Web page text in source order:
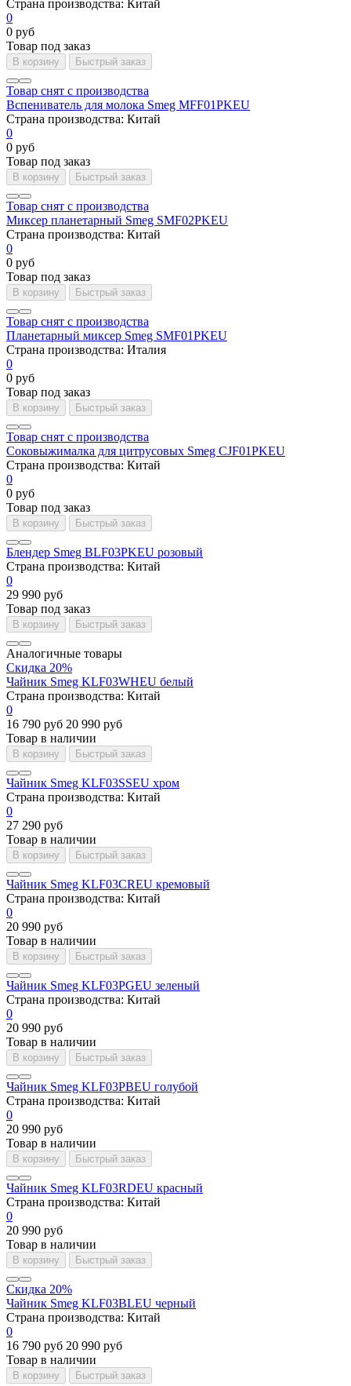
Страна производства: Китай
0
0 руб
Товар под заказ
В корзину Быстрый заказ
Товар снят с производства
Вспениватель для молока Smeg MFF01PKEU
Страна производства: Китай
0
0 руб
Товар под заказ
В корзину Быстрый заказ
Товар снят с производства
Миксер планетарный Smeg SMF02PKEU
Страна производства: Китай
0
0 руб
Товар под заказ
В корзину Быстрый заказ
Товар снят с производства
Планетарный миксер Smeg SMF01PKEU
Страна производства: Италия
0
0 руб
Товар под заказ
В корзину Быстрый заказ
Товар снят с производства
Соковыжималка для цитрусовых Smeg CJF01PKEU
Страна производства: Китай
0
0 руб
Товар под заказ
В корзину Быстрый заказ
Блендер Smeg BLF03PKEU розовый
Страна производства: Китай
0
29 990 руб
Товар под заказ
В корзину Быстрый заказ
Аналогичные товары
Скидка 20%
Чайник Smeg KLF03WHEU белый
Страна производства: Китай
0
16 790 руб 20 990 руб
Товар в наличии
В корзину Быстрый заказ
Чайник Smeg KLF03SSEU хром
Страна производства: Китай
0
27 290 руб
Товар в наличии
В корзину Быстрый заказ
Чайник Smeg KLF03CREU кремовый
Страна производства: Китай
0
20 990 руб
Товар в наличии
В корзину Быстрый заказ
Чайник Smeg KLF03PGEU зеленый
Страна производства: Китай
0
20 990 руб
Товар в наличии
В корзину Быстрый заказ
Чайник Smeg KLF03PBEU голубой
Страна производства: Китай
0
20 990 руб
Товар в наличии
В корзину Быстрый заказ
Чайник Smeg KLF03RDEU красный
Страна производства: Китай
0
20 990 руб
Товар в наличии
В корзину Быстрый заказ
Скидка 20%
Чайник Smeg KLF03BLEU черный
Страна производства: Китай
0
16 790 руб 20 990 руб
Товар в наличии
В корзину Быстрый заказ